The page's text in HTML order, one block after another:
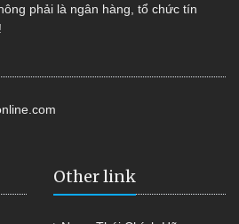
phải là ngân hàng, tổ chức tín
Other link